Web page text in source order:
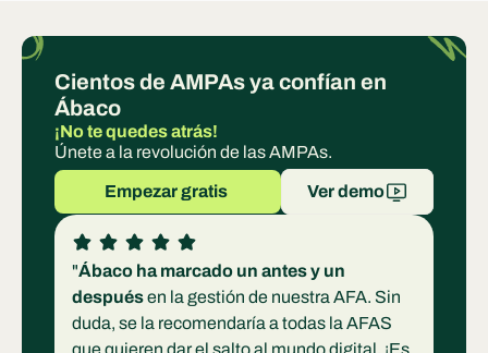
Cientos de AMPAs ya confían en
Ábaco
¡No te quedes atrás!
Únete a la revolución de las AMPAs.
Empezar gratis Ver demo
"Ábaco ha marcado un antes y un
después en la gestión de nuestra AFA. Sin
duda, se la recomendaría a todas la AFAS
que quieren dar el salto al mundo digital. ¡Es